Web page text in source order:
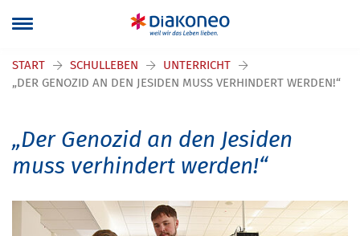
START SCHULLEBEN
UNTERRICHT
„DER GENOZID AN DEN JESIDEN MUSS VERHINDERT WERDEN!“
„Der Genozid an den Jesiden
muss verhindert werden!“